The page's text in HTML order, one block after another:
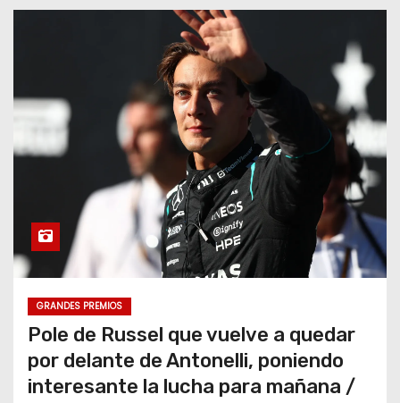
GRANDES PREMIOS
Pole de Russel que vuelve a quedar
por delante de Antonelli, poniendo
interesante la lucha para mañana /